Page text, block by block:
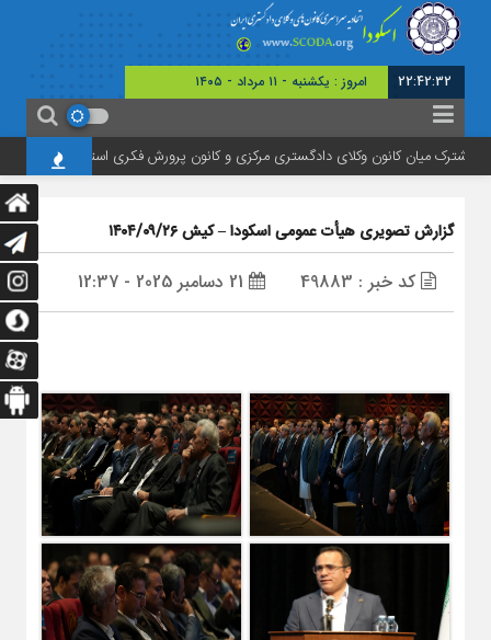
22:42:34 امروز : یکشنبه - ۱۱ مرداد - ۱۴۰۵
کانون وکلای دادگستری مرکزی و کانون پرورش فکری استان تأکید بر رفع
گزارش تصویری هیأت عمومی اسکودا – کیش ۱۴۰۴/۰۹/۲۶
کد خبر : 49883